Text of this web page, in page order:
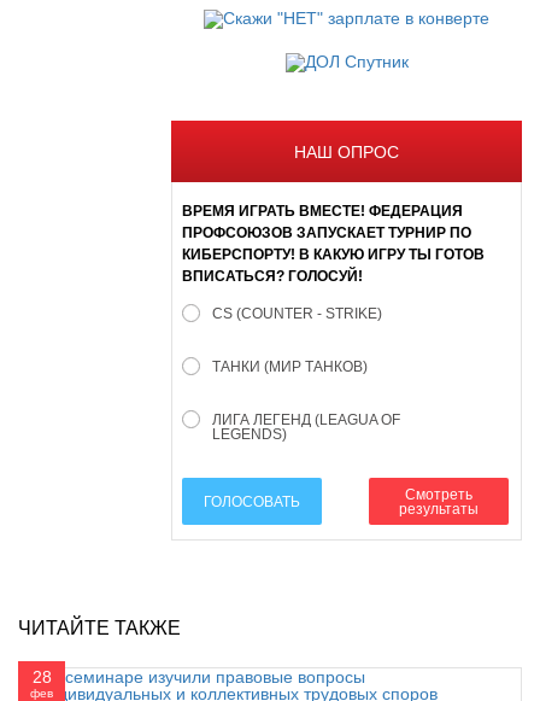
НАШ ОПРОС
ВРЕМЯ ИГРАТЬ ВМЕСТЕ! ФЕДЕРАЦИЯ
ПРОФСОЮЗОВ ЗАПУСКАЕТ ТУРНИР ПО
КИБЕРСПОРТУ! В КАКУЮ ИГРУ ТЫ ГОТОВ
ВПИСАТЬСЯ? ГОЛОСУЙ!
CS (COUNTER - STRIKE)
ТАНКИ (МИР ТАНКОВ)
ЛИГА ЛЕГЕНД (LEAGUA OF
LEGENDS)
ГОЛОСОВАТЬ
Смотреть
результаты
ЧИТАЙТЕ ТАКЖЕ
28
фев